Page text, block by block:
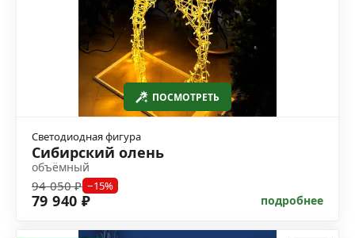
ПОСМОТРЕТЬ
Светодиодная фигура
Сибирский олень
объёмный
94 050 ₽ −15%
79 940 ₽ подробнее